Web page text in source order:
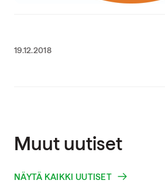
19.12.2018
Muut uutiset
NÄYTÄ KAIKKI UUTISET